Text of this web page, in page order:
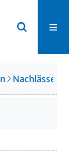
Nachlässe